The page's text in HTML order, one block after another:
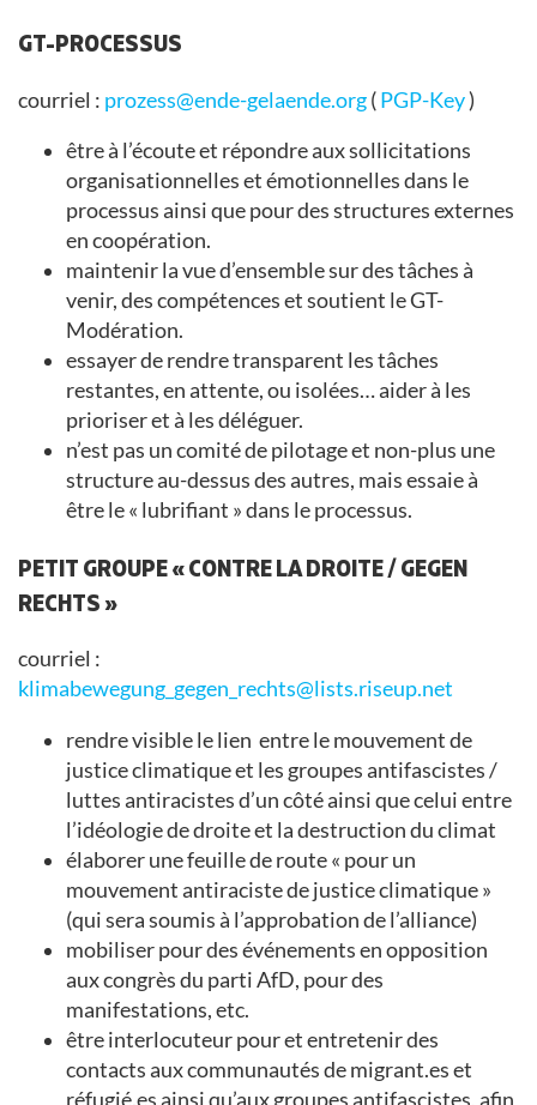
GT-PROCESSUS
courriel : prozess@ende-gelaende.org(PGP-Key)
être à l’écoute et répondre aux sollicitations
organisationnelles et émotionnelles dans le
processus ainsi que pour des structures externes
en coopération.
maintenir la vue d’ensemble sur des tâches à
venir, des compétences et soutient le GT-
Modération.
essayer de rendre transparent les tâches
restantes, en attente, ou isolées… aider à les
prioriser et à les déléguer.
n’est pas un comité de pilotage et non-plus une
structure au-dessus des autres, mais essaie à
être le « lubrifiant » dans le processus.
PETIT GROUPE « CONTRE LA DROITE / GEGEN
RECHTS »
courriel :
klimabewegung_gegen_rechts@lists.riseup.net
rendre visible le lien entre le mouvement de
justice climatique et les groupes antifascistes /
luttes antiracistes d’un côté ainsi que celui entre
l’idéologie de droite et la destruction du climat
élaborer une feuille de route « pour un
mouvement antiraciste de justice climatique »
(qui sera soumis à l’approbation de l’alliance)
mobiliser pour des événements en opposition
aux congrès du parti AfD, pour des
manifestations, etc.
être interlocuteur pour et entretenir des
contacts aux communautés de migrant.es et
réfugié.es ainsi qu’aux groupes antifascistes, afin